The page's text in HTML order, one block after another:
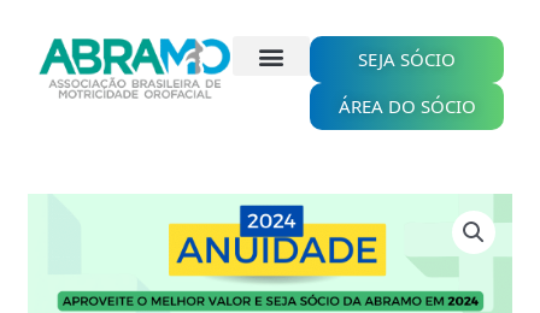
conteúdo
SEJA SÓCIO
ÁREA DO SÓCIO